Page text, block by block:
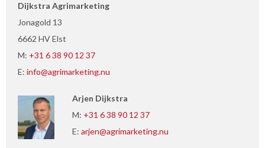
Dijkstra Agrimarketing
Jonagold 13
6662 HV Elst
M: +31 6 38 90 12 37
E: info@agrimarketing.nu
Arjen Dijkstra
M: +31 6 38 90 12 37
E: arjen@agrimarketing.nu